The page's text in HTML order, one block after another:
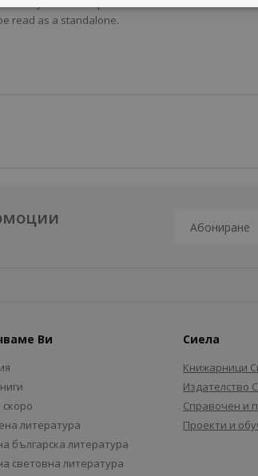
read as a standalone.
Ви
литература
българска литература
световна литература
Сиела
Книжарници
Издателство
Справочен и
Проекти и